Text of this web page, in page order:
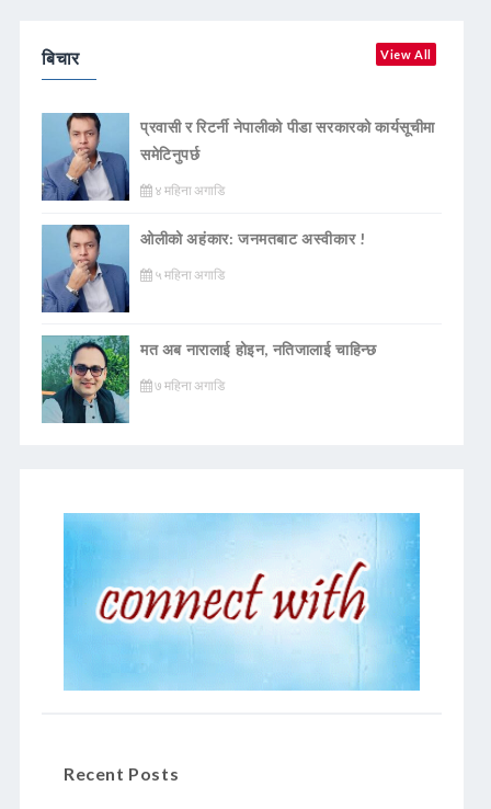
बिचार View All
प्रवासी र रिटर्नी नेपालीको पीडा सरकारको कार्यसूचीमा
समेटिनुपर्छ
४ महिना अगाडि
ओलीको अहंकार: जनमतबाट अस्वीकार !
५ महिना अगाडि
मत अब नारालाई होइन, नतिजालाई चाहिन्छ
७ महिना अगाडि
Recent Posts